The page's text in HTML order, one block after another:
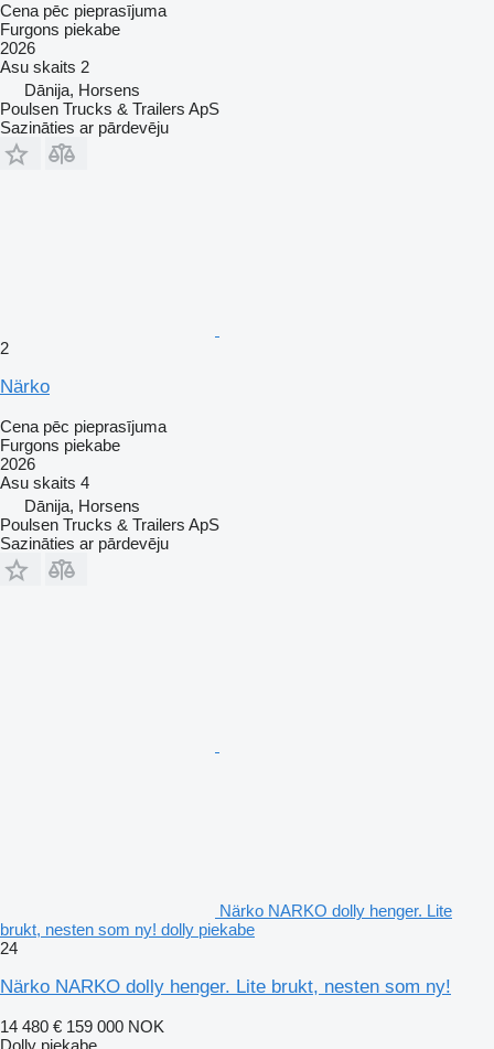
Cena pēc pieprasījuma
Furgons piekabe
2026
Asu skaits 2
Dānija, Horsens
Poulsen Trucks & Trailers ApS
Sazināties ar pārdevēju
2
Närko
Cena pēc pieprasījuma
Furgons piekabe
2026
Asu skaits 4
Dānija, Horsens
Poulsen Trucks & Trailers ApS
Sazināties ar pārdevēju
Närko NARKO dolly henger. Lite
brukt, nesten som ny! dolly piekabe
24
Närko NARKO dolly henger. Lite brukt, nesten som ny!
14 480 € 159 000 NOK
Dolly piekabe